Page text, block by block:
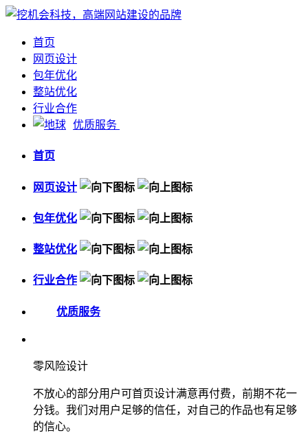
首页
网页设计
包年优化
整站优化
行业合作
优质服务
首页
网页设计
包年优化
整站优化
行业合作
优质服务
零风险设计
不放心的部分用户可首页设计满意再付费，前期不花一
分钱。我们对用户足够的信任，对自己的作品也有足够
的信心。